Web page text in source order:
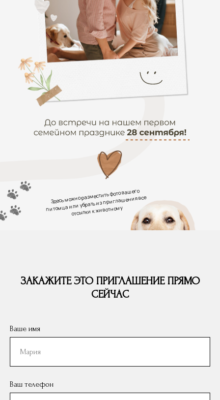
Здесь можно разместить фото вашего
питомца или убрать из приглашения все
отсылки к животному
ЗАКАЖИТЕ ЭТО ПРИГЛАШЕНИЕ ПРЯМО
СЕЙЧАС
Ваше имя
Ваш телефон